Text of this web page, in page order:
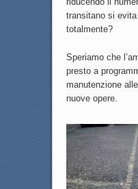
transitano si
totalmente?
Speriamo che
presto a
manutenzione
nuove opere.